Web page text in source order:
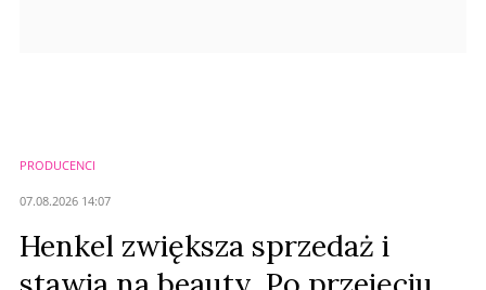
PRODUCENCI
07.08.2026 14:07
Henkel zwiększa sprzedaż i